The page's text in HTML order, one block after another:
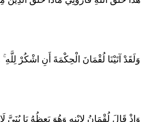
وَلَقَدْ آتَيْنَا لُقْمَانَ الْحِكْمَةَ أَنِ اشْكُرْ
وَإِذْ قَالَ لُقْمَانُ لِابْنِهِ وَهُوَ يَعِظُهُ يَا